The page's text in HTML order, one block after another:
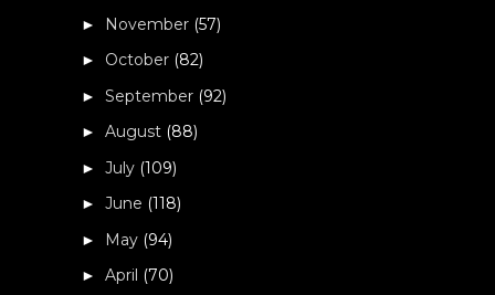
► November (57)
► October (82)
►September (92)
►August (88)
►July (109)
►June (118)
► May (94)
►April (70)